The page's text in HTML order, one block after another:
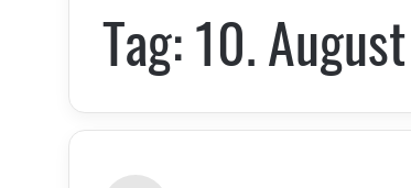
Tag:10.